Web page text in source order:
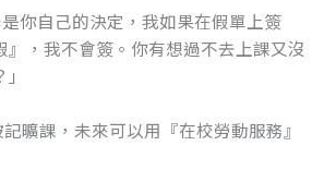
你自己的決定，我如果在假單上簽
』，我不會簽。你有想過不去上課又沒
曠課，未來可以用『在校勞動服務』